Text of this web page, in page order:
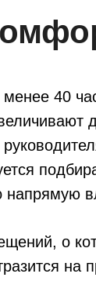
40
о
на